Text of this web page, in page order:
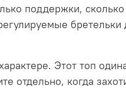
поддержки,
Этот топ
отдельно, когда